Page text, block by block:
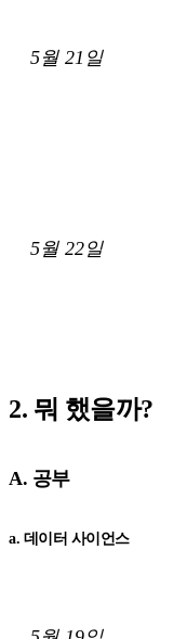
5월 21일
5월 22일
2. 뭐 했을까?
A. 공부
a. 데이터 사이언스